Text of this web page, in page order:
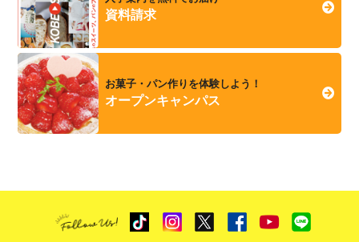
資料請求
お菓子・パン作りを体験しよう！
オープンキャンパス